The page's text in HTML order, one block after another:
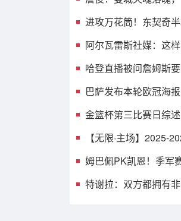
进攻万花筒！东契奇
阿尔瓦雷斯社媒：这
哈登直播被问詹姆斯
巴萨发布本轮欧冠海
金篮杯第三比赛日综
【无限·主场】2025-
姆巴佩PK凯恩！季军
特谢拉：双方都拥有